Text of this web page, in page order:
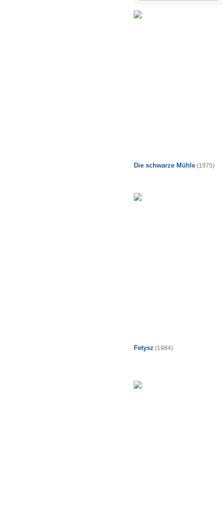
Die schwarze Mühle (1975)
Fetysz (1984)